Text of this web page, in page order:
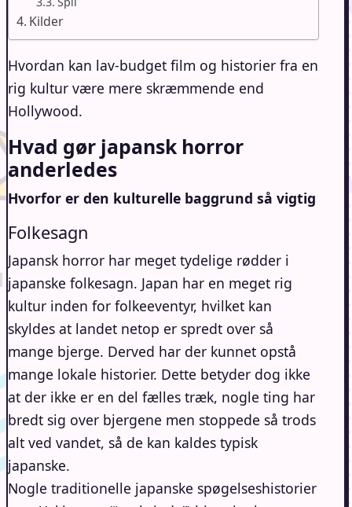
Kilder
Hvordan kan lav-budget film og historier fra en
rig kultur være mere skræmmende end
Hollywood.
Hvad gør japansk horror
anderledes
Hvorfor er den kulturelle baggrund så vigtig
Folkesagn
Japansk horror har meget tydelige rødder i
japanske folkesagn. Japan har en meget rig
kultur inden for folkeeventyr, hvilket kan
skyldes at landet netop er spredt over så
mange bjerge. Derved har der kunnet opstå
mange lokale historier. Dette betyder dog ikke
at der ikke er en del fælles træk, nogle ting har
bredt sig over bjergene men stoppede så trods
alt ved vandet, så de kan kaldes typisk
japanske.
Nogle traditionelle japanske spøgelseshistorier